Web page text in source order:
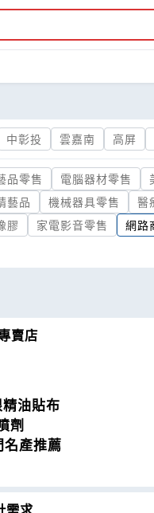
中彰投 雲嘉南 高屏
品零售 電腦器材零售
藝品 機械器具零售 醫
膠 家電影音零售 網路
賣店
油貼布
劑
產推薦